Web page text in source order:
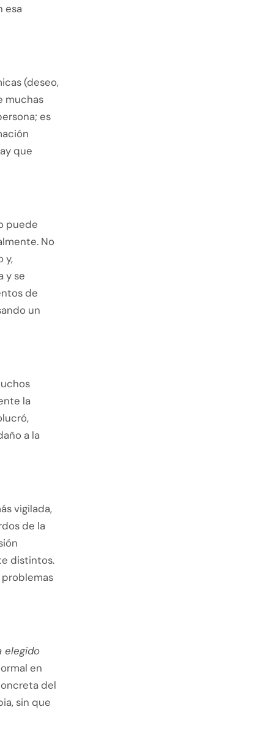
esa
(deseo,
muchas
es
que
puede
No
y,
y se
de
un
la
a la
vigilada,
de la
distintos.
elegido
en
del
sin que